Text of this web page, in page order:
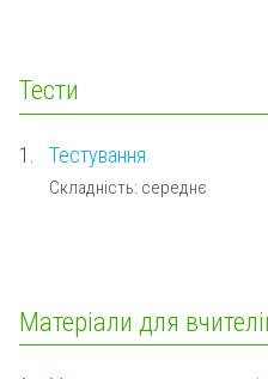
Тести
1. Тестування
Складність: середнє
Матеріали для